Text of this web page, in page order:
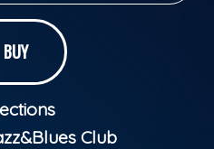
in Porto takes place every
the world get together and
the house trio.
language of the Jam
BUY
Club